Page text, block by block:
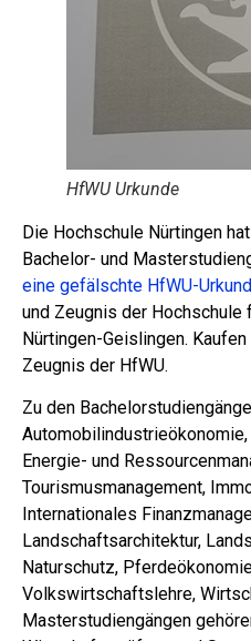
HfWU Urkunde
Die Hochschule Nürtingen
Bachelor- und
eine gefälschte HfWU-
und Zeugnis der
Nürtingen-Geislingen.
Zeugnis der HfWU.
Zu den
Energie- und
Tourismusmanagement,
Internationales
Landschaftsarchitektur,
Naturschutz,
Volkswirtschaftslehre,
Masterstudiengängen